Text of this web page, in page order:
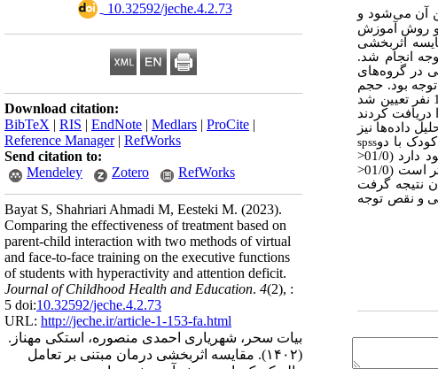
‎ 10.32592/jeche.4.2.73
Download citation:
BibTeX | RIS | EndNote | Medlars | ProCite |
Reference Manager| RefWorks
Send citation to:
Mendeley
Zotero RefWorks
Bayat S, Shahriari Ahmadi M, Eesteki M. (2023).
Comparing the effectiveness of treatment based on
parent-child interaction with two methods of virtual
and face-to-face training on the executive functions
of students with hyperactivity and attention deficit.
Journal of Childhood Health and Education. 4(2), :
5 doi:10.32592/jeche.4.2.73
URL: http://jeche.ir/article-1-153-fa.html
بیات سحر، شهریاری احمدی منصوره، استکی مهناز.
(۱۴۰۲).
مقایسه اثربخشی درمان مبتنی بر تعامل
آن می‌شود و
دو روش آموزش
اثربخشی
انجام شد.
در گروه‌های
که مبتلا به بیش فعالی و نقص توجه بود. حجم
نمونه تعداد 45 نفر تعیین شد به روش نمونه گیری هدفدار، این تعداد افراد به روش همتاسازی در سه گروه تقسیم شدند که تعداد هر گروه 15 نفر تعیین شد
کردند
و همکاران (۲۰۰۰) بود. روش تجزیه و تحلیل داده‌ها نیز
spssبا دو
(01/0<
(01/0<
نتیجه گرفت
و نقص توجه